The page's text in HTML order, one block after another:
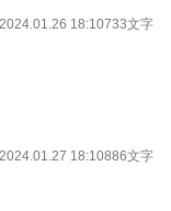
2024.01.26 18:10733文字
2024.01.27 18:10886文字